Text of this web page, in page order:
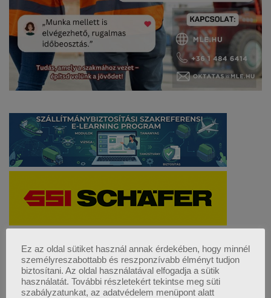
Ez az oldal sütiket használ annak érdekében, hogy minnél
személyreszabottabb és reszponzívabb élményt tudjon
biztosítani. Az oldal használatával elfogadja a sütik
használatát. További részletekért tekintse meg süti
szabályzatunkat, az adatvédelem menüpont alatt